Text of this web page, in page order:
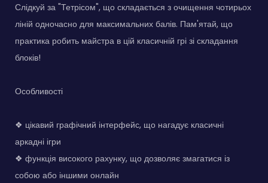
Слідкуй за "Тетрісом", що складається з очищення чотирьох
ліній одночасно для максимальних балів. Пам'ятай, що
практика робить майстра в цій класичній грі зі складання
блоків!
Особливості
❖ цікавий графічний інтерфейс, що нагадує класичні
аркадні ігри
❖ функція високого рахунку, що дозволяє змагатися із
собою або іншими онлайн